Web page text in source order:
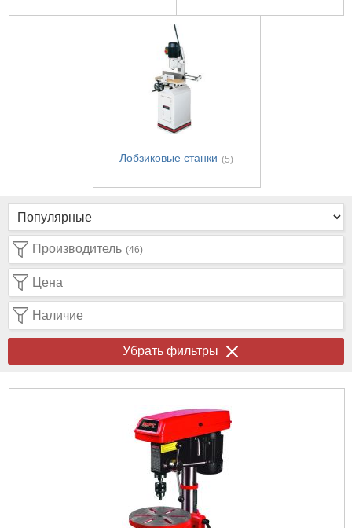
Лобзиковые станки (5)
Производитель (46)
Цена
Наличие
Убрать фильтры